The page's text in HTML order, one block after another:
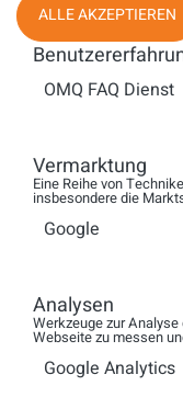
optimierte
Intelligenz
Language
erkennen
und den
Kundenansprache
www.voiXen.ai
voiXen GmbH
Ralf Mühlenhöver,
Hohenzollerndamm
ALLE AKZEPTIEREN
OMQ FAQ Dienst
Vermarktung
Eine Reihe von
insbesondere die
Google
Analysen
Werkzeuge zur
Webseite zu messen
Google Analytics